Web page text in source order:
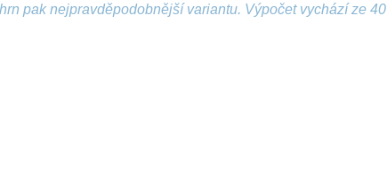
pak nejpravděpodobnější variantu. Výpočet vychází ze 40